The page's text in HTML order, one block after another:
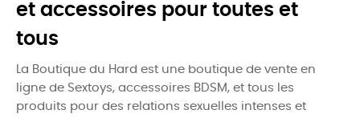
et accessoires pour toutes et
tous
La Boutique du Hard est une boutique de vente en
ligne de Sextoys, accessoires BDSM, et tous les
produits pour des relations sexuelles intenses et